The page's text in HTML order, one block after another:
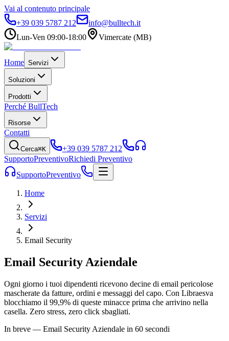
Vai al contenuto principale
+39 039 5787 212
info@bulltech.it
Lun-Ven 09:00-18:00
Vimercate (MB)
Home Servizi
Soluzioni
Prodotti
Perché BullTech
Risorse
Contatti
Cerca⌘K
+39 039 5787 212
SupportoPreventivoRichiedi Preventivo
SupportoPreventivo
Home
Servizi
Email Security
Email Security Aziendale
Ogni giorno i tuoi dipendenti ricevono decine di email pericolose
mascherate da fatture, ordini e messaggi del capo. Con Libraesva
blocchiamo il 99,9% di queste minacce prima che arrivino nella
casella. Zero stress, zero click sbagliati.
In breve — Email Security Aziendale in 60 secondi